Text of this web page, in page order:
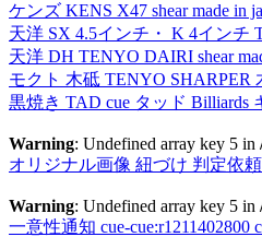
ケンズ KENS X47 shear made in
天洋 SX 4.5インチ・ K 4インチ
天洋 DH TENYO DAIRI shear
モクト 木砥 TENYO SHARPER
黒焼き TAD cue タッド Billiards
Warning: Undefined array key 5 in
オリジナル画像 紐づけ 判定依頼
Warning: Undefined array key 5 in
一意性通知 cue-cue:r1211402800